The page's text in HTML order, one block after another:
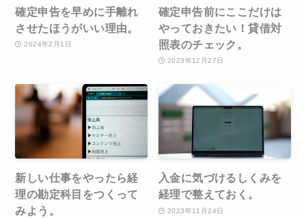
確定申告を早めに手離れ
させたほうがいい理由。
2024年2月1日
確定申告前にここだけは
やっておきたい！貸借対
照表のチェック。
2023年12月27日
新しい仕事をやったら経
理の勘定科目をつくって
みよう。
入金に気づけるしくみを
経理で整えておく。
2023年11月24日